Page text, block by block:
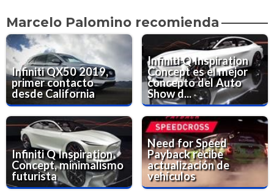
Marcelo Palomino recomienda
Infiniti QX50 2019,
primer contacto
desde California
Infiniti Q Inspiration
Concept es el mejor
concepto del Auto
Show d...
Infiniti Q Inspiration
Concept, minimalismo
futurista
Need for Speed
Payback recibe
actualización de
vehículos